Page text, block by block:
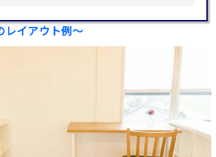
レイアウト例〜